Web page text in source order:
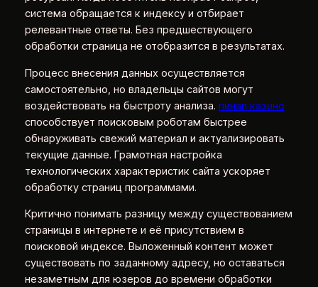
система обращается к индексу и отбирает
релевантные ответы. Без предшествующего
обработки страница не отобразится в результатах.
Процесс внесения данных осуществляется
самостоятельно, но владельцы сайтов могут
воздействовать на быстроту анализа. пинап казино
способствует поисковым роботам быстрее
обнаруживать свежий материал и актуализировать
текущие данные. Грамотная настройка
технологических характеристик сайта ускоряет
обработку страниц программами.
Критично понимать разницу между существованием
страницы в интернете и её присутствием в
поисковой индексе. Выложенный контент может
существовать по заданному адресу, но оставаться
незаметным для юзеров до времени обработки